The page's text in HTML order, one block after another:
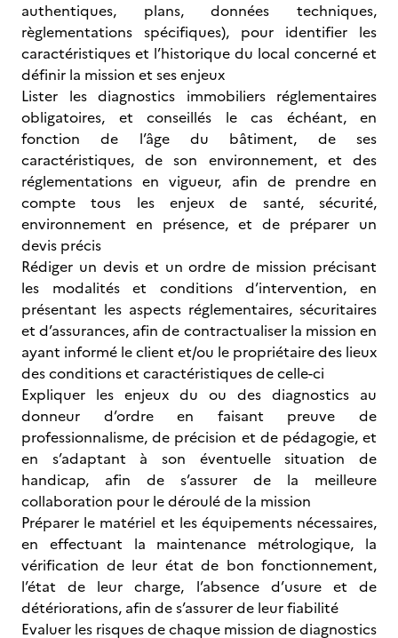
authentiques, plans, données techniques,
règlementations spécifiques), pour identifier les
caractéristiques et l’historique du local concerné et
définir la mission et ses enjeux
Lister les diagnostics immobiliers réglementaires
obligatoires, et conseillés le cas échéant, en
fonction de l’âge du bâtiment, de ses
caractéristiques, de son environnement, et des
réglementations en vigueur, afin de prendre en
compte tous les enjeux de santé, sécurité,
environnement en présence, et de préparer un
devis précis
Rédiger un devis et un ordre de mission précisant
les modalités et conditions d’intervention, en
présentant les aspects réglementaires, sécuritaires
et d’assurances, afin de contractualiser la mission en
ayant informé le client et/ou le propriétaire des lieux
des conditions et caractéristiques de celle-ci
Expliquer les enjeux du ou des diagnostics au
donneur d’ordre en faisant preuve de
professionnalisme, de précision et de pédagogie, et
en s’adaptant à son éventuelle situation de
handicap, afin de s’assurer de la meilleure
collaboration pour le déroulé de la mission
Préparer le matériel et les équipements nécessaires,
en effectuant la maintenance métrologique, la
vérification de leur état de bon fonctionnement,
l’état de leur charge, l’absence d’usure et de
détériorations, afin de s’assurer de leur fiabilité
Evaluer les risques de chaque mission de diagnostics